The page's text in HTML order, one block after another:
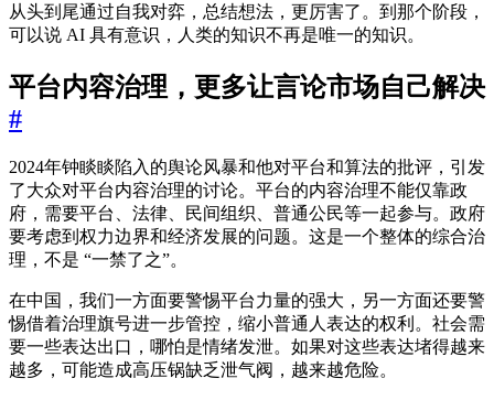
从头到尾通过自我对弈，总结想法，更厉害了。到那个阶段，
可以说 AI 具有意识，人类的知识不再是唯一的知识。
平台内容治理，更多让言论市场自己解决
#
2024年钟睒睒陷入的舆论风暴和他对平台和算法的批评，引发
了大众对平台内容治理的讨论。平台的内容治理不能仅靠政
府，需要平台、法律、民间组织、普通公民等一起参与。政府
要考虑到权力边界和经济发展的问题。这是一个整体的综合治
理，不是 “一禁了之”。
在中国，我们一方面要警惕平台力量的强大，另一方面还要警
惕借着治理旗号进一步管控，缩小普通人表达的权利。社会需
要一些表达出口，哪怕是情绪发泄。如果对这些表达堵得越来
越多，可能造成高压锅缺乏泄气阀，越来越危险。